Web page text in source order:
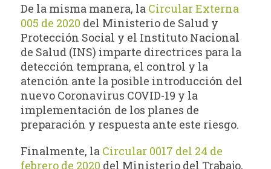
De la misma manera, la Circular Externa
005 de 2020 del Ministerio de Salud y
Protección Social y el Instituto Nacional
de Salud (INS) imparte directrices para la
detección temprana, el control y la
atención ante la posible introducción del
nuevo Coronavirus COVID-19 y la
implementación de los planes de
preparación y respuesta ante este riesgo.
Finalmente, la Circular 0017 del 24 de
febrero de 2020 del Ministerio del Trabajo,